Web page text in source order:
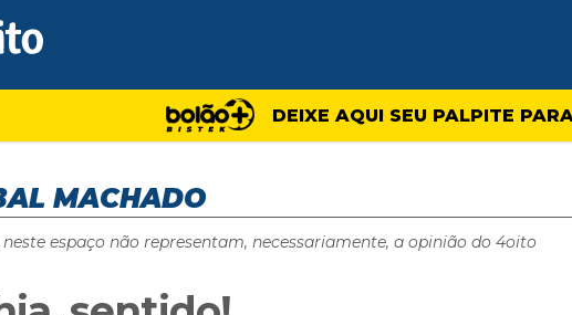
DEIXE AQUI SEU PALPITE
MACHADO
neste espaço não representam, necessariamente, a opinião do 4oito